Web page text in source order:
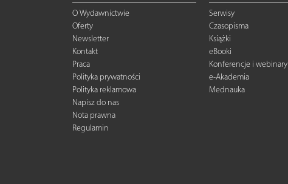
O Wydawnictwie
Oferty
Newsletter
Kontakt
Praca
Polityka prywatności
Polityka reklamowa
Napisz do nas
Nota prawna
Regulamin
Serwisy
Czasopisma
Książki
eBooki
Konferencje i webinary
e-Akademia
Mednauka